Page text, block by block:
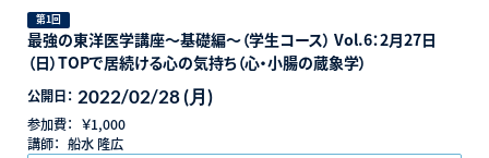
第1回
最強の東洋医学講座〜基礎編〜（学生コース） Vol.6：2月27日
（日）TOPで居続ける心の気持ち（心・小腸の蔵象学）
公開日： 2022/02/28 (月)
参加費： ￥1,000
講師： 船水 隆広